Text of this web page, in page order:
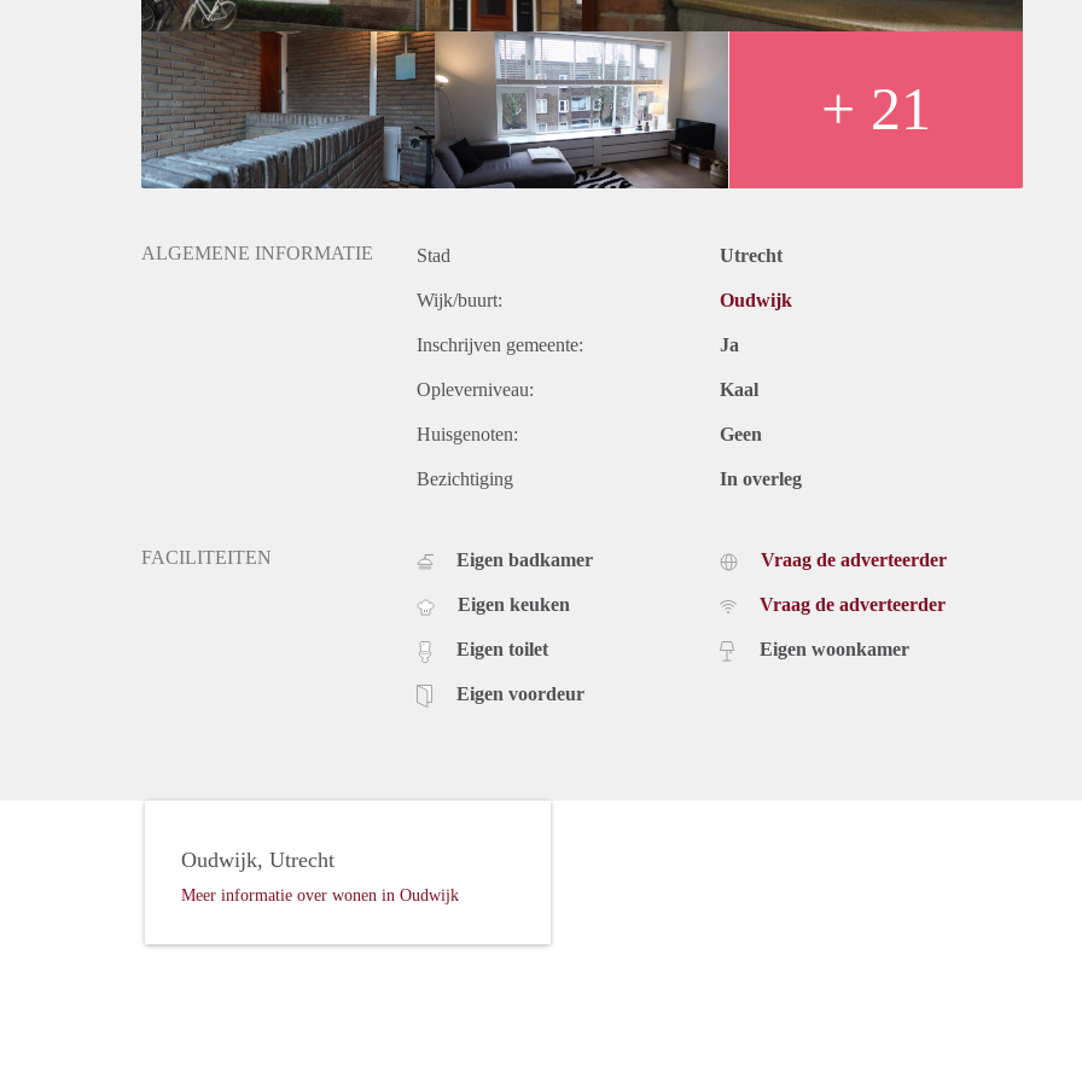
Gunning voorbehouden aan verhuurder.
+ 21
ALGEMENE INFORMATIE Stad Utrecht
Wijk/buurt: Oudwijk
Inschrijven gemeente: Ja
Opleverniveau: Kaal
Huisgenoten: Geen
Bezichtiging In overleg
FACILITEITEN Eigen badkamer
Eigen keuken
Eigen toilet
Eigen voordeur
Vraag de adverteerder
Vraag de adverteerder
Eigen woonkamer
Oudwijk, Utrecht
Meer informatie over wonen in Oudwijk